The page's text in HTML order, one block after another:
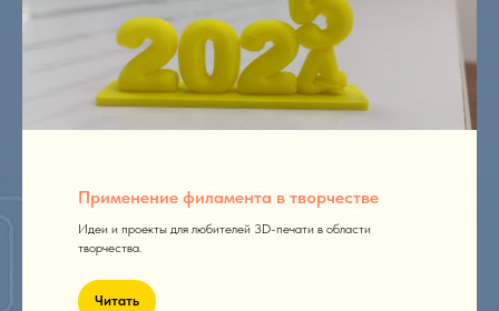
Применение филамента в творчестве
Идеи и проекты для любителей 3D-печати в области
творчества.
Читать